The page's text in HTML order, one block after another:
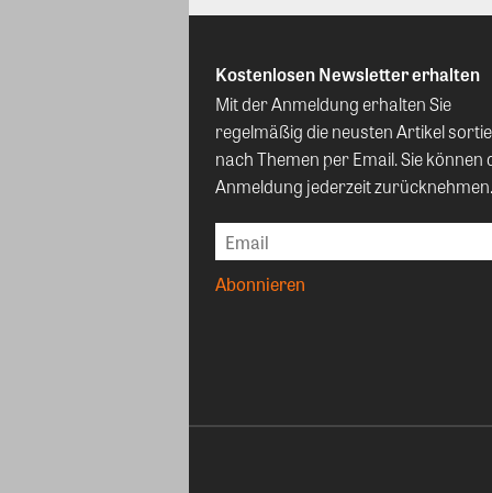
Kostenlosen Newsletter erhalten
Mit der Anmeldung erhalten Sie
regelmäßig die neusten Artikel
nach Themen per Email. Sie können
Anmeldung jederzeit zurücknehmen.